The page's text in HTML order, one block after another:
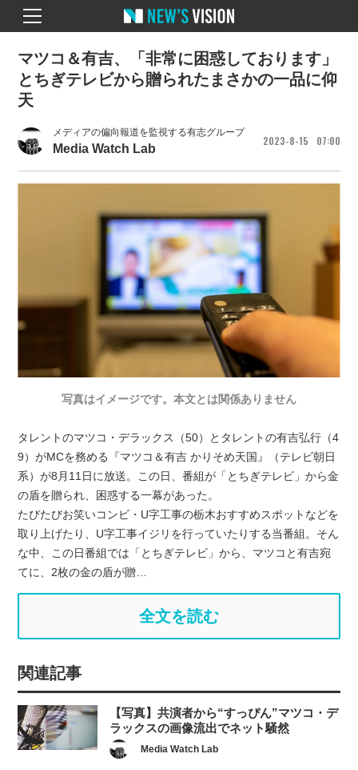
メディアの偏向報道を監視する有志グループ
Media Watch Lab
2023 8 15 07 00
マツコ＆有吉、「非常に困惑しております」
とちぎテレビから贈られたまさかの一品に仰
天
写真はイメージです。本文とは関係ありません
タレントのマツコ・デラックス（50）とタレントの有吉弘行（4
9）がMCを務める『マツコ＆有吉 かりそめ天国』（テレビ朝日
系）が8月11日に放送。この日、番組が「とちぎテレビ」から金
の盾を贈られ、困惑する一幕があった。
たびたびお笑いコンビ・U字工事の栃木おすすめスポットなどを
取り上げたり、U字工事イジリを行っていたりする当番組。そん
な中、この日番組では「とちぎテレビ」から、マツコと有吉宛
てに、2枚の金の盾が贈…
全文を読む
関連記事
【写真】共演者から“すっぴん”マツコ・デ
ラックスの画像流出でネット騒然
Media Watch Lab